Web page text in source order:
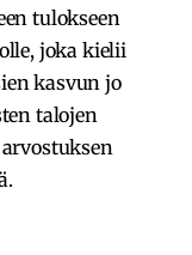
tulokseen
joka kielii
kasvun jo
talojen